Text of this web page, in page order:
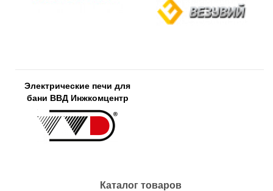
Каталог товаров
Электрические печи для
бани ВВД Инжкомцентр